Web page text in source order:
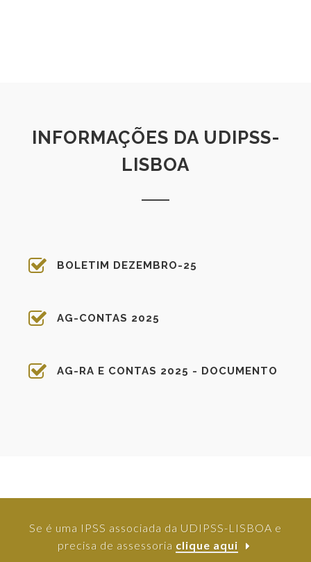
INFORMAÇÕES DA UDIPSS-
LISBOA
BOLETIM DEZEMBRO-25
AG-CONTAS 2025
AG-RA E CONTAS 2025 - DOCUMENTO
Se é uma IPSS associada da UDIPSS-LISBOA e
precisa de assessoria clique aqui